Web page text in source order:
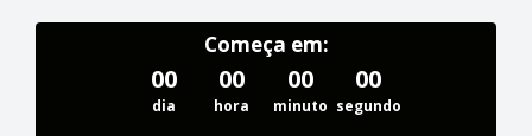
Começa em:
00
dia
00
hora
00
minuto
00
segundo